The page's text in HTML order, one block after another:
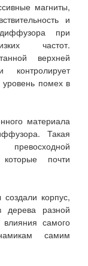
магниты,
и
при
частот.
верхней
уровень помех в
материала
Такая
почти
корпус,
дерева разной
влияния самого
самим